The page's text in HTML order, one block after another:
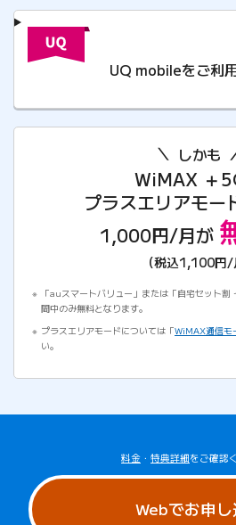
UQ mobileをご利
しかも
WiMAX ＋
プラスエリアモー
1,000円/月が
（税込1,100円/
「auスマートバリュー」または「自宅セット
間中のみ無料となります。
プラスエリアモードについては「WiMAX通信モ
い。
料金 ・ 特典詳細をご確認
Webでお申